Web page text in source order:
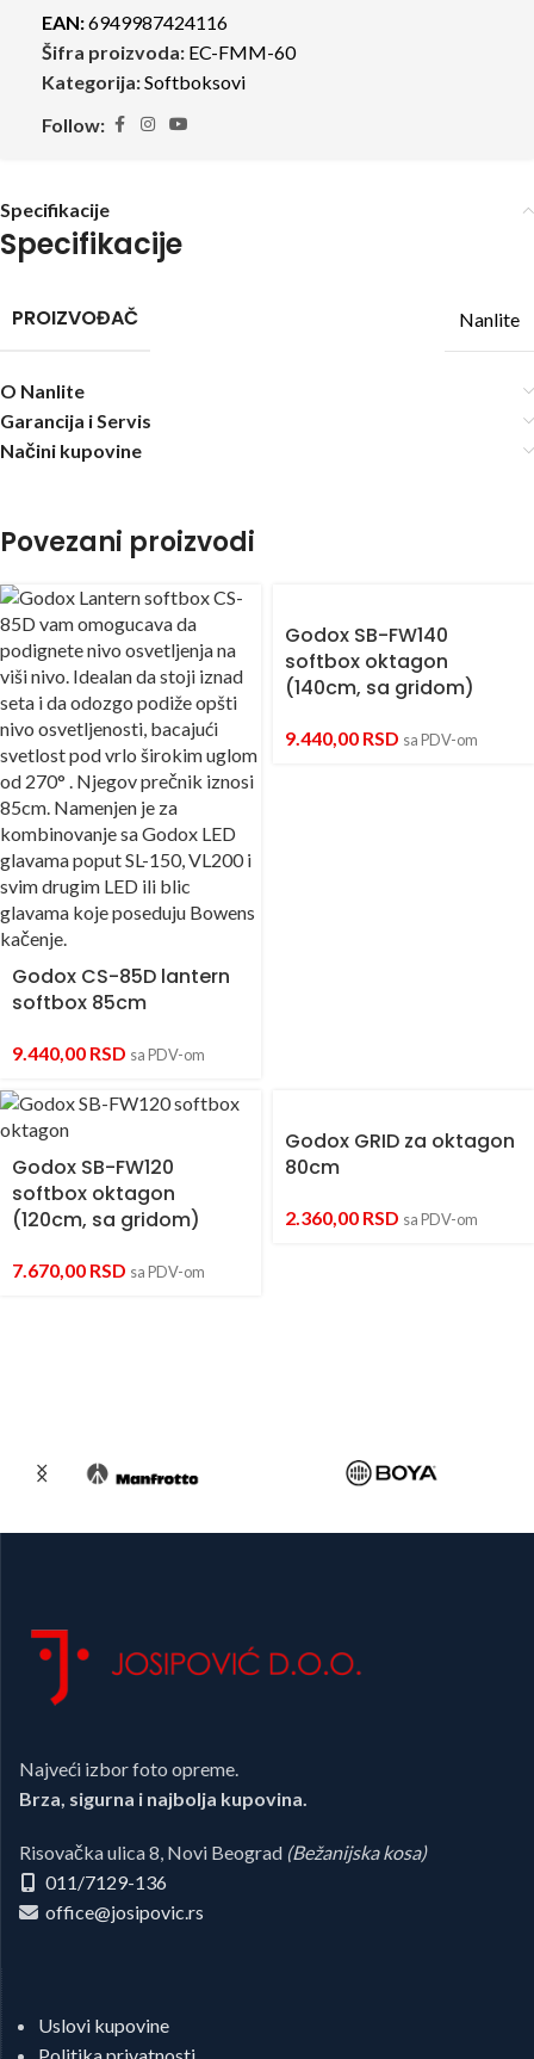
EAN:6949987424116
Šifra proizvoda: EC-FMM-60
Kategorija:Softboksovi
Follow:
Specifikacije
Specifikacije
PROIZVOĐAČ Nanlite
O Nanlite
Garancija i Servis
Načini kupovine
Povezani proizvodi
Godox CS-85D lantern
softbox 85cm
9.440,00 RSD sa PDV-om
Godox SB-FW140
softbox oktagon
(140cm, sa gridom)
9.440,00 RSD sa PDV-om
Godox SB-FW120
softbox oktagon
(120cm, sa gridom)
7.670,00 RSD sa PDV-om
Godox GRID za oktagon
80cm
2.360,00 RSD sa PDV-om
Najveći izbor foto opreme.
Brza, sigurna i najbolja kupovina.
Risovačka ulica 8, Novi Beograd (Bežanijska kosa)
011/7129-136
office@josipovic.rs
Uslovi kupovine